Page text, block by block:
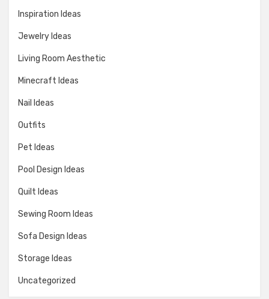
Inspiration Ideas
Jewelry Ideas
Living Room Aesthetic
Minecraft Ideas
Nail Ideas
Outfits
Pet Ideas
Pool Design Ideas
Quilt Ideas
Sewing Room Ideas
Sofa Design Ideas
Storage Ideas
Uncategorized